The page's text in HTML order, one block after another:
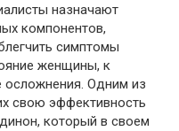
назначают
компонентов,
симптомы
женщины, к
Одним из
свою эффективность
который в своем